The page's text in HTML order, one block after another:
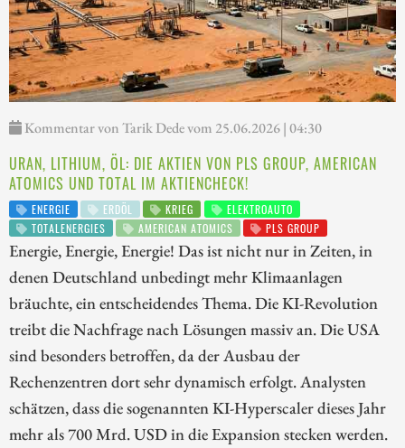
Kommentar von Tarik Dede vom 25.06.2026 | 04:30
URAN, LITHIUM, ÖL: DIE AKTIEN VON PLS GROUP, AMERICAN
ATOMICS UND TOTAL IM AKTIENCHECK!
ENERGIE ERDÖL KRIEG
ELEKTROAUTO
TOTALENERGIES
AMERICAN ATOMICS PLS GROUP
Energie, Energie, Energie! Das ist nicht nur in Zeiten, in
denen Deutschland unbedingt mehr Klimaanlagen
bräuchte, ein entscheidendes Thema. Die KI-Revolution
treibt die Nachfrage nach Lösungen massiv an. Die USA
sind besonders betroffen, da der Ausbau der
Rechenzentren dort sehr dynamisch erfolgt. Analysten
schätzen, dass die sogenannten KI-Hyperscaler dieses Jahr
mehr als 700 Mrd. USD in die Expansion stecken werden.